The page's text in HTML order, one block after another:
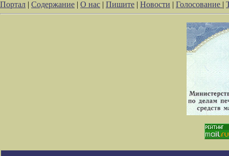
Портал | Содержание | О нас | Пишите | Новости | Голосование |